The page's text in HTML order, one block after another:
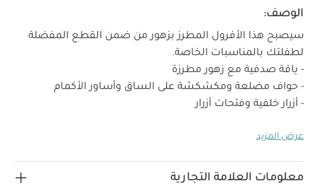
الوصف:
سيصبح هذا الأفرول المطرز بزهور من ضمن القطع المفضلة
لطفلتك بالمناسبات الخاصة.
- ياقة صدفية مع زهور مطرزة
- حواف مضلعة ومكشكشة على الساق وأساور الأكمام
- أزرار خلفية وفتحات أزرار
زهور لافت للأنظار
بالمجفف على درجة حرارة منخفضة/ كي على درجة حرارة منخفضة/
عرض المزيد
معلومات العلامة التجارية